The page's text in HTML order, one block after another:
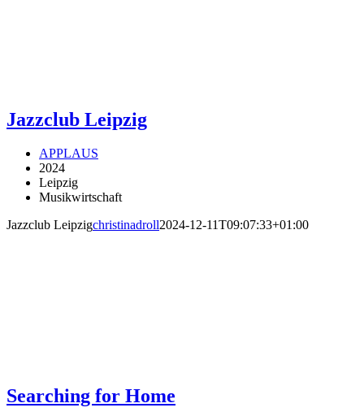
Jazzclub Leipzig
APPLAUS
2024
Leipzig
Musikwirtschaft
Jazzclub Leipzigchristinadroll2024-12-11T09:07:33+01:00
Searching for Home